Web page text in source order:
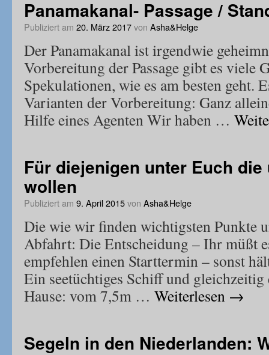
Panamakanal- Passage /
Publiziert am 20. März 2017von Asha&Helge
Der Panamakanal ist irgendwie
Vorbereitung der Passage gibt es viele
Spekulationen, wie es am besten geht.
Varianten der Vorbereitung: Ganz
Hilfe eines Agenten Wir haben …
Für diejenigen unter Euch
wollen
Publiziert am 9. April 2015von Asha&Helge
Die wie wir finden wichtigsten Punkte
Abfahrt: Die Entscheidung – Ihr müßt
empfehlen einen Starttermin – sonst
Ein seetüchtiges Schiff und
Hause: vom 7,5m … Weiterlesen →
Segeln in den Niederlanden: